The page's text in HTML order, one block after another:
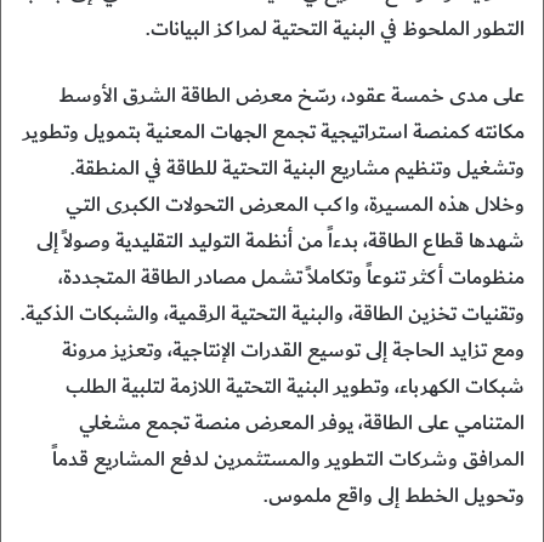
التطور الملحوظ في البنية التحتية لمراكز البيانات.
على مدى خمسة عقود، رسّخ معرض الطاقة الشرق الأوسط
مكانته كمنصة استراتيجية تجمع الجهات المعنية بتمويل وتطوير
وتشغيل وتنظيم مشاريع البنية التحتية للطاقة في المنطقة.
وخلال هذه المسيرة، واكب المعرض التحولات الكبرى التي
شهدها قطاع الطاقة، بدءاً من أنظمة التوليد التقليدية وصولاً إلى
منظومات أكثر تنوعاً وتكاملاً تشمل مصادر الطاقة المتجددة،
وتقنيات تخزين الطاقة، والبنية التحتية الرقمية، والشبكات الذكية.
ومع تزايد الحاجة إلى توسيع القدرات الإنتاجية، وتعزيز مرونة
شبكات الكهرباء، وتطوير البنية التحتية اللازمة لتلبية الطلب
المتنامي على الطاقة، يوفر المعرض منصة تجمع مشغلي
المرافق وشركات التطوير والمستثمرين لدفع المشاريع قدماً
وتحويل الخطط إلى واقع ملموس.